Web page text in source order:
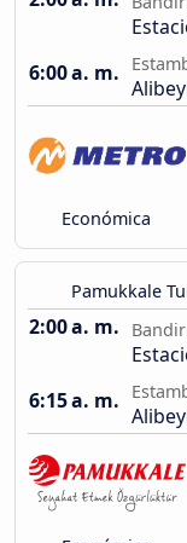
6:00 a. m.
Económica
Pamukkale
2:00 a. m.
6:15 a. m.